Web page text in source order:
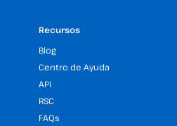
Recursos
Blog
Centro de Ayuda
API
RSC
FAQs